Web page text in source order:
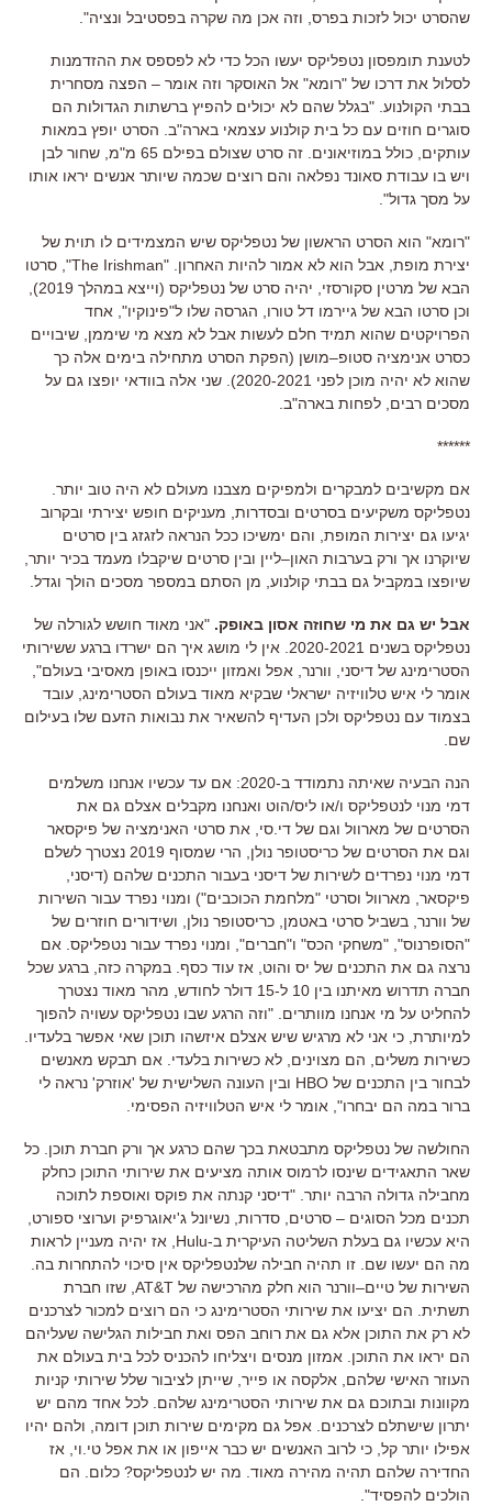
שהסרט יכול לזכות בפרס וזה אכן מה שקרה בפסטיבל ונציה".
לטענת תומפסון נטפליקס יעשו הכל כדי לא לפספס את ההזדמנות
לסלול את דרכו של "רומא" אל האוסקר וזה אומר – הפצה מסחרית
בבתי הקולנוע . "בגלל שהם לא יכולים להפיץ ברשתות הגדולות הם
סוגרים חוזים עם כל בית קולנוע עצמאי בארה"ב הסרט יופץ במאות
עותקים כולל במוזיאונים זה סרט שצולם בפילם 65 מ"מ שחור לבן
ויש בו עבודת סאונד נפלאה והם רוצים שכמה שיותר אנשים יראו אותו
על מסך גדול".
"רומא" הוא הסרט הראשון של נטפליקס שיש המצמידים לו תוית של
יצירת מופת אבל הוא לא אמור להיות האחרון . "The Irishman",
סרטו
הבא של מרטין סקורסזי
יהיה סרט של נטפליקס (וייצא במהלך 2019),
וכן סרטו הבא של גיירמו דל טורו
הגרסה שלו ל"פינוקיו", אחד
הפרויקטים שהוא תמיד חלם לעשות אבל לא מצא מי שיממן שיבויים
כסרט אנימציה סטופ–מושן (הפקת הסרט מתחילה בימים אלה כך
שהוא לא יהיה מוכן לפני 2020-2021).
שני אלה בוודאי יופצו גם על
מסכים רבים לפחות בארה"ב
******
אם מקשיבים למבקרים ולמפיקים מצבנו מעולם לא היה טוב יותר
נטפליקס משקיעים בסרטים ובסדרות מעניקים חופש יצירתי ובקרוב
יגיעו גם יצירות המופת והם ימשיכו ככל הנראה לזגזג בין סרטים
שיוקרנו אך ורק בערבות האון–ליין ובין סרטים שיקבלו מעמד בכיר יותר
שיופצו במקביל גם בבתי קולנוע מן הסתם במספר מסכים הולך וגדל
אבל יש גם את מי שחוזה אסון באופק.
"אני מאוד חושש לגורלה של
נטפליקס בשנים 2020-2021.
אין לי מושג איך הם ישרדו ברגע ששירותי
הסטרימינג של דיסני
וורנר אפל ואמזון ייכנסו באופן מאסיבי בעולם",
אומר לי איש טלוויזיה ישראלי שבקיא מאוד בעולם הסטרימינג עובד
בצמוד עם נטפליקס ולכן העדיף להשאיר את נבואות הזעם שלו בעילום
שם
הנה הבעיה שאיתה נתמודד ב-2020:
אם עד עכשיו אנחנו משלמים
דמי מנוי לנטפליקס ו/או ליס/הוט ואנחנו מקבלים אצלם גם את
הסרטים של מארוול וגם של די סי
את סרטי האנימציה של פיקסאר
וגם את הסרטים של כריסטופר נולן
הרי שמסוף 2019 נצטרך לשלם
דמי מנוי נפרדים לשירות של דיסני בעבור התכנים שלהם (דיסני
פיקסאר מארוול וסרטי "מלחמת הכוכבים") ומנוי נפרד עבור השירות
של וורנר בשביל סרטי באטמן כריסטופר נולן
ושידורים חוזרים של
"הסופרנוס", "משחקי הכס" ו"חברים", ומנוי נפרד עבור נטפליקס אם
נרצה גם את התכנים של יס והוט
אז עוד כסף במקרה כזה ברגע שכל
חברה תדרוש מאיתנו בין 10 ל-15 דולר לחודש מהר מאוד נצטרך
להחליט על מי אנחנו מוותרים . "וזה הרגע שבו נטפליקס עשויה להפוך
למיותרת כי אני לא מרגיש שיש אצלם איזשהו תוכן שאי אפשר בלעדיו
כשירות משלים
הם מצוינים לא כשירות בלעדי
אם תבקש מאנשים
לבחור בין התכנים של HBO ובין העונה השלישית של 'אוזרק' נראה לי
ברור במה הם יבחרו", אומר לי איש הטלוויזיה הפסימי
החולשה של נטפליקס מתבטאת בכך שהם כרגע אך ורק חברת תוכן כל
שאר התאגידים שינסו לרמוס אותה מציעים את שירותי התוכן כחלק
מחבילה גדולה הרבה יותר . "דיסני קנתה את פוקס ואוספת לתוכה
תכנים מכל הסוגים – סרטים סדרות נשיונל ג'יאוגרפיק וערוצי ספורט
היא עכשיו גם בעלת השליטה העיקרית ב-Hulu,
אז יהיה מעניין לראות
מה הם יעשו שם זו תהיה חבילה שלנטפליקס אין סיכוי להתחרות בה
השירות של טיים–וורנר הוא חלק מהרכישה של AT&T, שזו חברת
תשתית הם יציעו את שירותי הסטרימינג כי הם רוצים למכור לצרכנים
לא רק את התוכן אלא גם את רוחב הפס ואת חבילות הגלישה שעליהם
הם יראו את התוכן
אמזון מנסים ויצליחו להכניס לכל בית בעולם את
העוזר האישי שלהם
אלקסה או פייר שייתן לציבור שלל שירותי קניות
מקוונות ובתוכם גם את שירותי הסטרימינג שלהם לכל אחד מהם יש
יתרון שישתלם לצרכנים
אפל גם מקימים שירות תוכן דומה
ולהם יהיו
אפילו יותר קל כי לרוב האנשים יש כבר אייפון או את אפל טי וי
אז
החדירה שלהם תהיה מהירה מאוד מה יש לנטפליקס? כלום
הם
הולכים להפסיד".